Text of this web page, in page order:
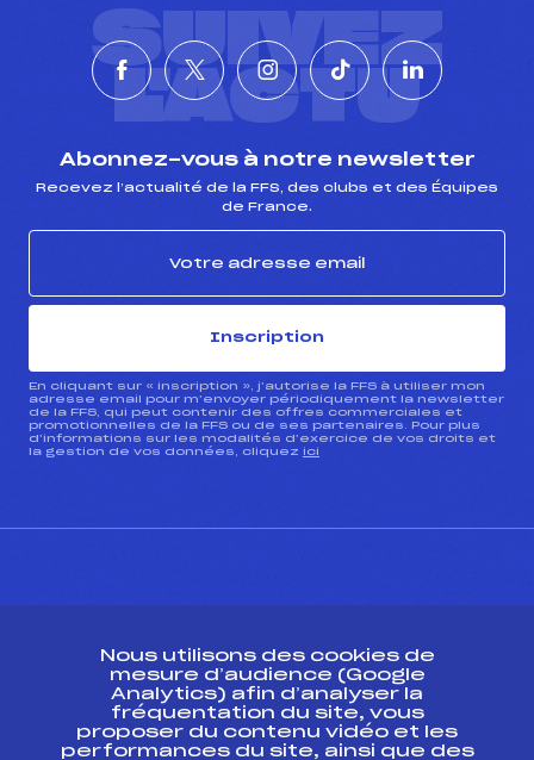
SUIVEZ
L'ACTU
Abonnez-vous à notre newsletter
Recevez l’actualité de la FFS, des clubs et des Équipes
de France.
Inscription
En cliquant sur « inscription », j’autorise la FFS à utiliser mon
adresse email pour m’envoyer périodiquement la newsletter
de la FFS, qui peut contenir des offres commerciales et
promotionnelles de la FFS ou de ses partenaires. Pour plus
d’informations sur les modalités d’exercice de vos droits et
la gestion de vos données, cliquez ici
Ressources
Pass’Neige
Nous utilisons des cookies de
mesure d’audience (Google
Analytics) afin d’analyser la
fréquentation du site, vous
proposer du contenu vidéo et les
performances du site, ainsi que des